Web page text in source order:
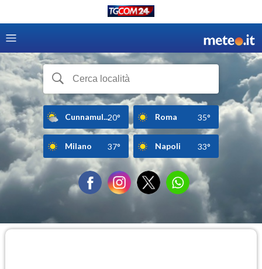
Cunnamul...20° Roma 35°
Milano 37° Napoli 33°